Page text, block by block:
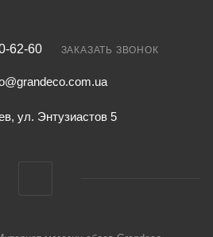
62-60 ЗАКАЗАТЬ ЗВОНОК
ул. Энтузиастов 5